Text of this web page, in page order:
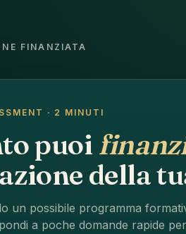
FINANZIATA
· 2 MINUTI
puoi
della
un possibile programma
a poche domande rapide